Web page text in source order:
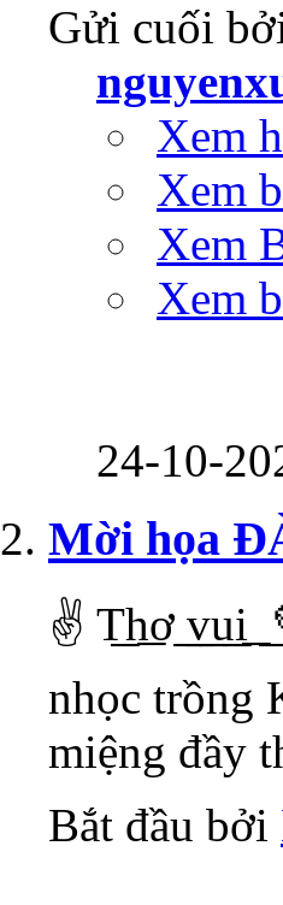
Gửi cuối
Xem
Xem
Xem
Xem
24-10-
Mời họa
✌️ T͟h͟ơ͟ ͟v͟u͟i͟
nhọc trồng
miệng đầy
Bắt đầu bởi